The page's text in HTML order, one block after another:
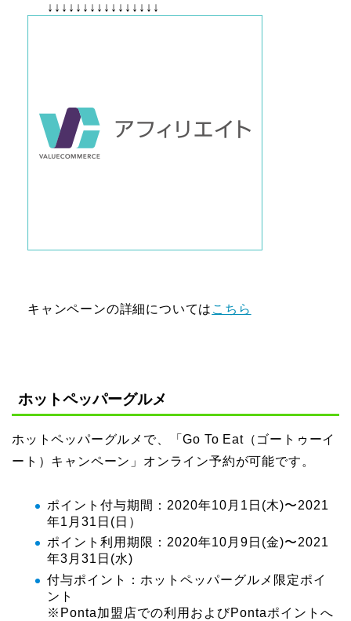
↓↓↓↓↓↓↓↓↓↓↓↓↓↓↓↓
キャンペーンの詳細については こちら
ホットペッパーグルメ
ホットペッパーグルメで、「Go To Eat（ゴートゥーイ
ート）キャンペーン」オンライン予約が可能です。
ポイント付与期間：2020年10月1日(木)〜2021
年1月31日(日）
ポイント利用期限：2020年10月9日(金)〜2021
年3月31日(水)
付与ポイント：ホットペッパーグルメ限定ポイ
ント
※Ponta加盟店での利用およびPontaポイントへ